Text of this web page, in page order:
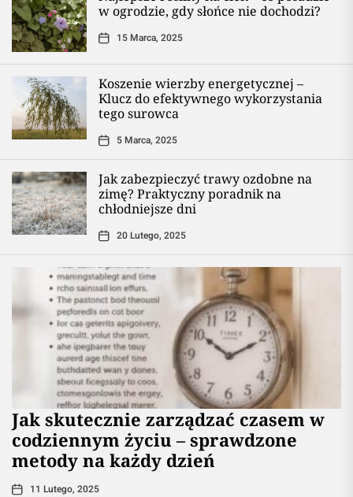
w ogrodzie, gdy słońce nie dochodzi?
15 Marca, 2025
Koszenie wierzby energetycznej –
Klucz do efektywnego wykorzystania
tego surowca
5 Marca, 2025
Jak zabezpieczyć trawy ozdobne na
zimę? Praktyczny poradnik na
chłodniejsze dni
20 Lutego, 2025
Jak skutecznie zarządzać czasem w
codziennym życiu – sprawdzone
metody na każdy dzień
11 Lutego, 2025